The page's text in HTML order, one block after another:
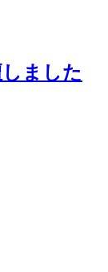
ました